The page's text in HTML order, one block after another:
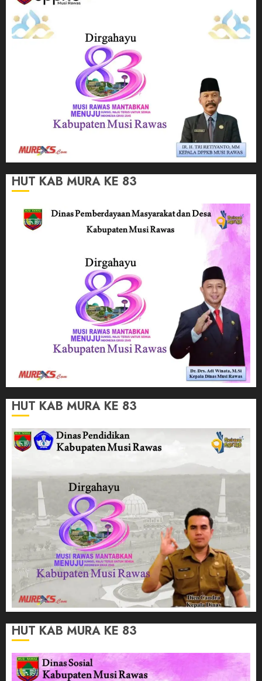
HUT KAB MURA KE 83
HUT KAB MURA KE 83
HUT KAB MURA KE 83